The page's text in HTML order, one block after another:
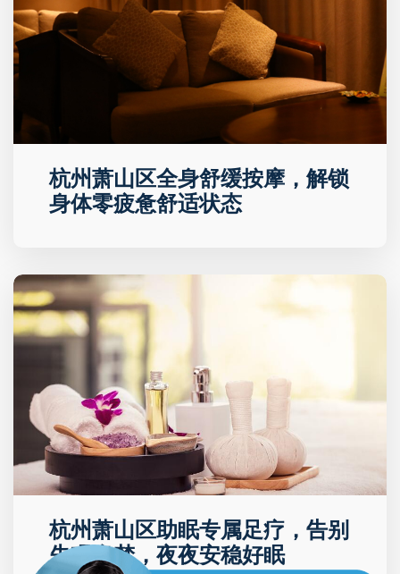
杭州萧山区全身舒缓按摩，解锁
身体零疲惫舒适状态
杭州萧山区助眠专属足疗，告别
失眠多梦，夜夜安稳好眠